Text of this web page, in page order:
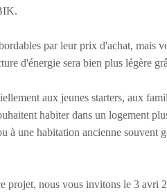
par leur prix d'achat, mais
d'énergie sera bien plus légère
aux jeunes starters, aux
habiter dans un logement
à une habitation ancienne
projet, nous vous invitons le 3 avri